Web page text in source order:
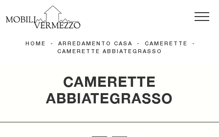
HOME - ARREDAMENTO CASA - CAMERETTE
-
CAMERETTE ABBIATEGRASSO
CAMERETTE
ABBIATEGRASSO